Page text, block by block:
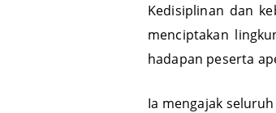
Kedisiplinan dan
menciptakan
hadapan peserta
Ia mengajak